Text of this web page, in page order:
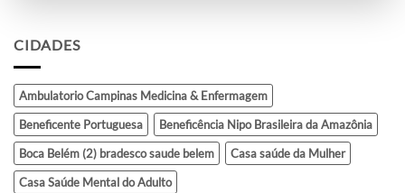
CIDADES
Ambulatorio Campinas Medicina & Enfermagem
Beneficente Portuguesa
Beneficência Nipo Brasileira da Amazônia
Boca Belém (2) bradesco saude belem
Casa saúde da Mulher
Casa Saúde Mental do Adulto